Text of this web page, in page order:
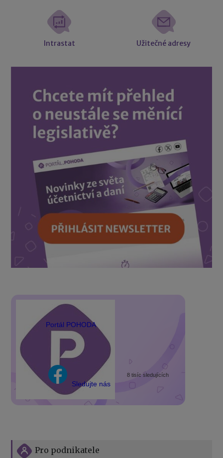
Intrastat Užitečné adresy
Portál POHODA
Sledujte nás
8 tisíc sledujících
Pro podnikatele